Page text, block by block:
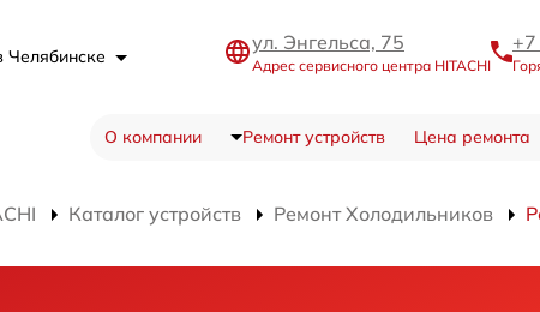
Челябинске
ул. Энгельса, 75
Адрес сервисного центра HITACHI
О компании Ремонт устройств Цена ремонта
Каталог устройств Ремонт Холодильников